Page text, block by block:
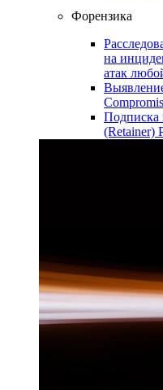
Форензика
на
атак
Подписка
(Retainer)